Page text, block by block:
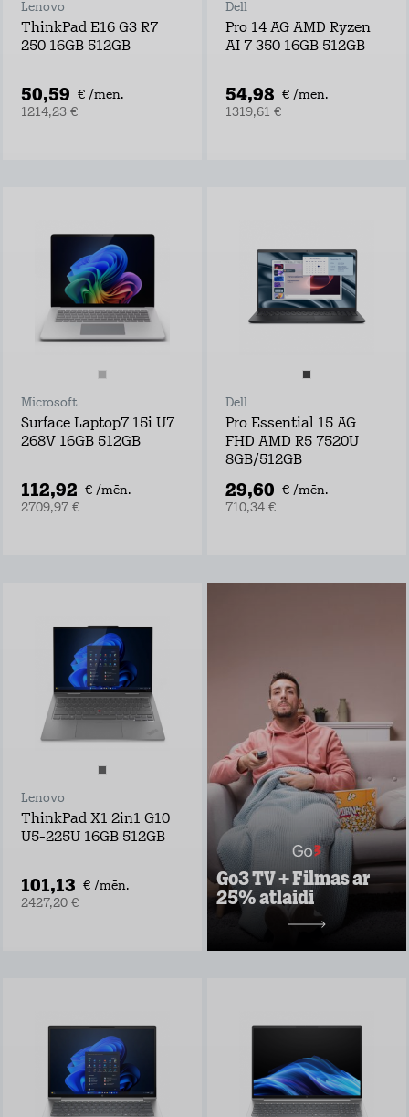
Lenovo
ThinkPad E16 G3 R7
250 16GB 512GB
50,59 € /mēn.
1214,23 €
Dell
Pro 14 AG AMD Ryzen
AI 7 350 16GB 512GB
54,98 € /mēn.
1319,61 €
Microsoft
Surface Laptop7 15i U7
268V 16GB 512GB
112,92 € /mēn.
2709,97 €
Dell
Pro Essential 15 AG
FHD AMD R5 7520U
8GB/512GB
29,60 € /mēn.
710,34 €
Lenovo
ThinkPad X1 2in1 G10
U5-225U 16GB 512GB
101,13 € /mēn.
2427,20 €
Go3 TV + Filmas ar
25% atlaidi
Negaidi pārraides
televīzijā, izrādes
laiks var sākties
tūlīt ar Go3 TV!
Go3 piedāvājumā:
Ekskluzīvs Go3
oriģinālsaturs
Latvijas saturs,
ārvalstu filmas un
seriāli visai
ģimenei
Vairāk nekā 30
vietējie un ārvalstu
TV kanāli
Uzzināt vairāk
10,49 €/mēn.